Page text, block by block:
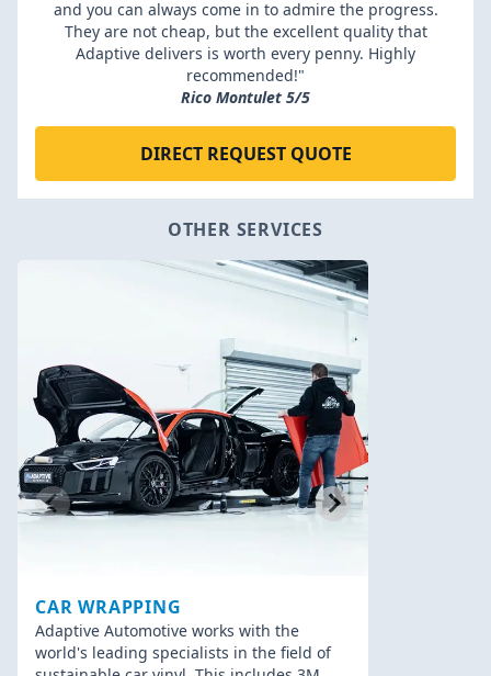
and you can always come in to admire the progress.
They are not cheap, but the excellent quality that
Adaptive delivers is worth every penny. Highly
recommended!"
Rico Montulet 5/5
DIRECT REQUEST QUOTE
OTHER SERVICES
CAR WRAPPING
Adaptive Automotive works with the
world's leading specialists in the field of